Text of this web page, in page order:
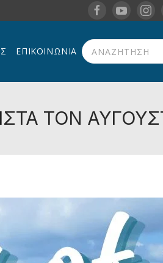
ΕΠΙΚΟΙΝΩΝΊΑ
ΤΟΝ